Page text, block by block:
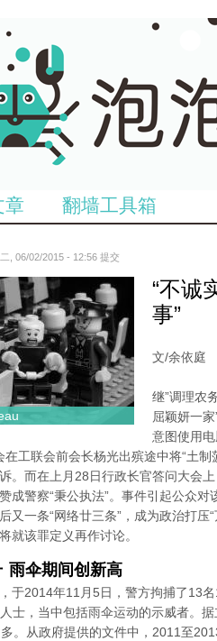
章 翻墙工具箱
, 06/02/2015 - 12:56 提交
“不诚
事”
文/余依庭
继”调理农
屈颖妍一
意图使用
工联会前会长杨光出殡途中将“土
。而在上月28日行政长官答问大会
成警察“秉公执法”。事件引起公众
又一条“网络廿三条”，成为政治打
就该罪定义再作讨论。
雨伞期间创新高
于2014年11月5日，警方拘捕了13
人士，当中包括雨伞运动的示威者。
。从政府提供的文件中，2011至